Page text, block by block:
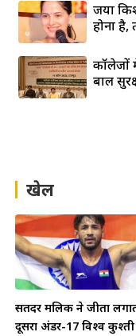
जया
होना है,
कॉलेजों
बाल
खेल
सतिंदर मलिक ने जीता
दूसरा अंडर-17 विश्व कुश्ती